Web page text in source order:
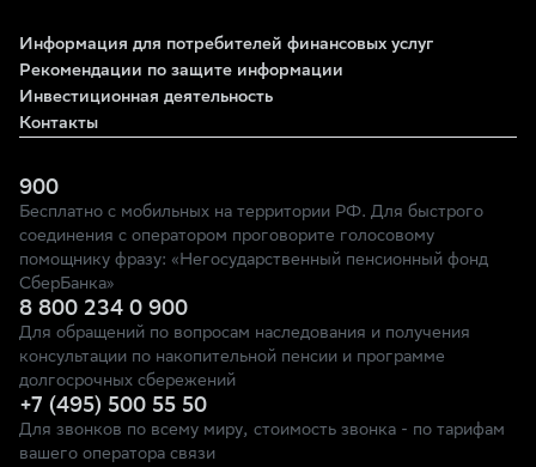
Информация для потребителей финансовых услуг
Рекомендации по защите информации
Инвестиционная деятельность
Контакты
900
Бесплатно с мобильных на территории РФ. Для быстрого
соединения с оператором проговорите голосовому
помощнику фразу: «Негосударственный пенсионный фонд
СберБанка»
8 800 234 0 900
Для обращений по вопросам наследования и получения
консультации по накопительной пенсии и программе
долгосрочных сбережений
+7 (495) 500 55 50
Для звонков по всему миру, стоимость звонка - по тарифам
вашего оператора связи